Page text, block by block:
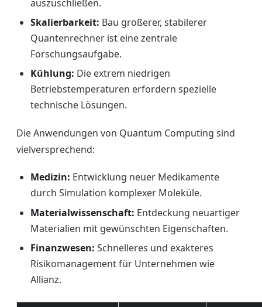
auszuschließen.
Skalierbarkeit: Bau größerer, stabilerer
Quantenrechner ist eine zentrale
Forschungsaufgabe.
Kühlung: Die extrem niedrigen
Betriebstemperaturen erfordern spezielle
technische Lösungen.
Die Anwendungen von Quantum Computing sind
vielversprechend:
Medizin: Entwicklung neuer Medikamente
durch Simulation komplexer Moleküle.
Materialwissenschaft: Entdeckung neuartiger
Materialien mit gewünschten Eigenschaften.
Finanzwesen: Schnelleres und exakteres
Risikomanagement für Unternehmen wie
Allianz.